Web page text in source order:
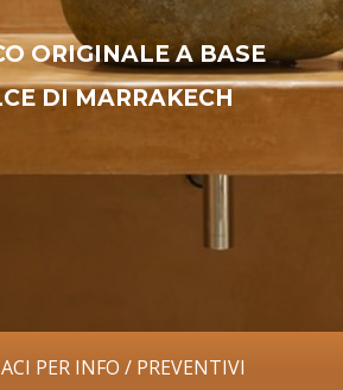
PER INFO / PREVENTIVI